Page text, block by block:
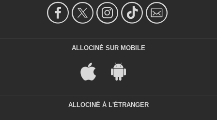
ALLOCINÉ SUR MOBILE
ALLOCINÉ À L'ÉTRANGER